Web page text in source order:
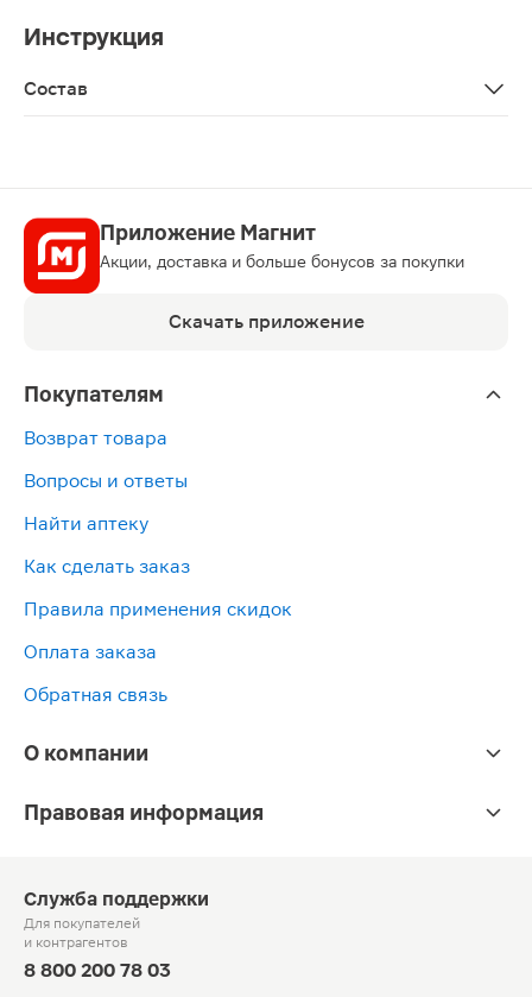
Инструкция
Состав
Приложение Магнит
Акции, доставка и больше бонусов за покупки
Скачать приложение
Покупателям
Возврат товара
Вопросы и ответы
Найти аптеку
Как сделать заказ
Правила применения скидок
Оплата заказа
Обратная связь
О компании
Правовая информация
Служба поддержки
Для покупателей
и контрагентов
8 800 200 78 03